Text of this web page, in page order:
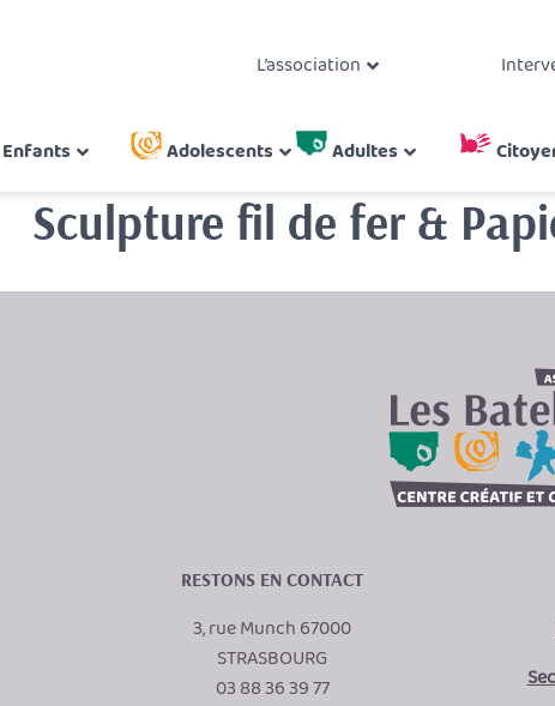
L’association
Enfants Adolescents Adultes
Sculpture fil de fer &
RESTONS EN CONTACT
3, rue Munch 67000
STRASBOURG
03 88 36 39 77